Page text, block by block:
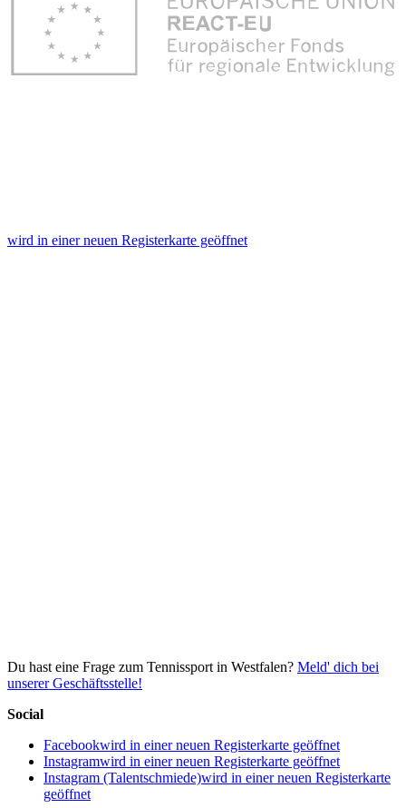
wird in einer neuen Registerkarte geöffnet
Du hast eine Frage zum Tennissport in Westfalen? Meld' dich bei
unserer Geschäftsstelle!
Social
Facebookwird in einer neuen Registerkarte geöffnet
Instagramwird in einer neuen Registerkarte geöffnet
Instagram (Talentschmiede)wird in einer neuen Registerkarte
geöffnet